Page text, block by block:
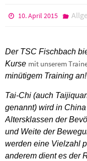
10. April 2015
Der TSC Fischbach
Kurse mit unserem
minütigem Training an!
Tai-Chi (auch
genannt) wird in
Altersklassen der
und Weite der
werden eine Vielzahl
anderem dient es der